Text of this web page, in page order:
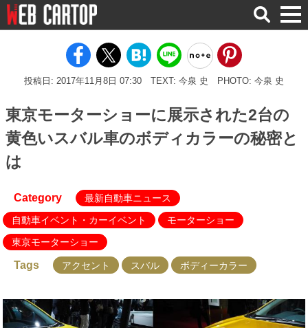
検
索
投稿日: 2017年11月8日 07:30 TEXT: 今泉 史 PHOTO: 今泉 史
東京モーターショーに展示された2台の
黄色いスバル車のボディカラーの秘密と
は
Category
最新自動車ニュース
自動車イベント・カーイベント
モーターショー
東京モーターショー
Tags アクセント スバル ボディーカラー